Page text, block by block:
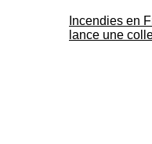
Incendies en
lance une